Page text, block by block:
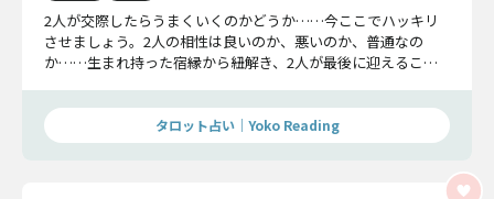
2人が交際したらうまくいくのかどうか……今ここでハッキリ
させましょう。2人の相性は良いのか、悪いのか、普通なの
か……生まれ持った宿縁から紐解き、2人が最後に迎えるこの
タロット占い｜Yoko Reading